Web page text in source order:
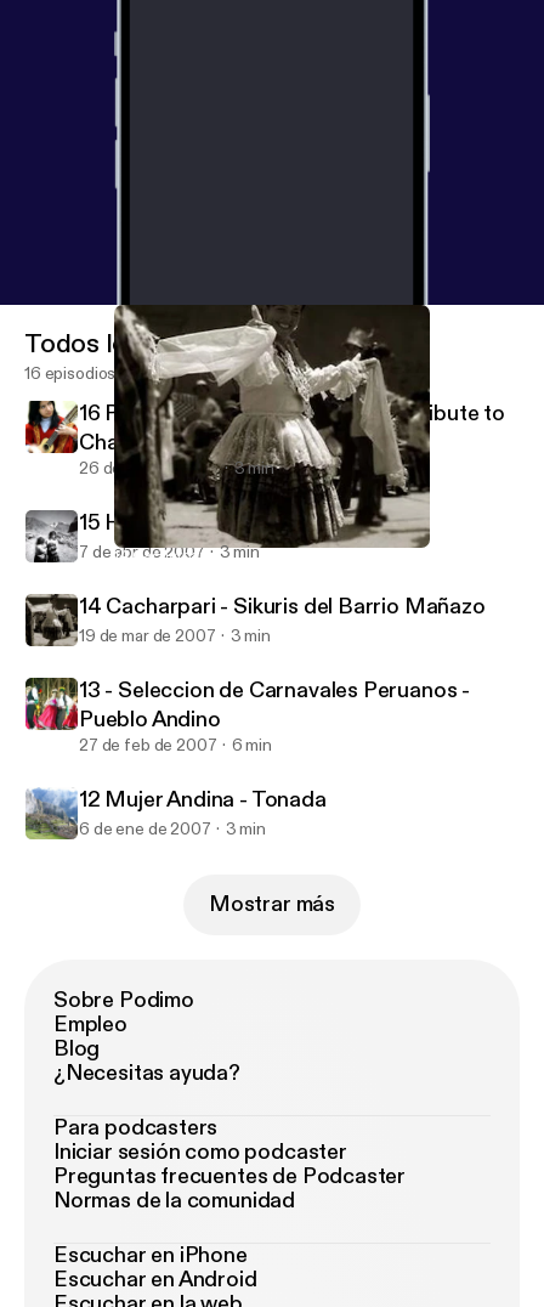
14 Cacharpari - Sikuris del Barrio Mañazo
Todos los episodios
16 episodios
16 Pururruna - Luis Valdivia Pozo (Tribute to
Charango)
26 de ago de 2007 3 min
15 Huajcha Puquito - Kana J'allu
7 de abr de 2007 3 min
14 Cacharpari - Sikuris del Barrio Mañazo
19 de mar de 2007 3 min
13 - Seleccion de Carnavales Peruanos -
Pueblo Andino
27 de feb de 2007 6 min
12 Mujer Andina - Tonada
6 de ene de 2007 3 min
Mostrar más
Sobre Podimo
Empleo
Blog
¿Necesitas ayuda?
Para podcasters
Iniciar sesión como podcaster
Preguntas frecuentes de Podcaster
Normas de la comunidad
Escuchar en iPhone
Escuchar en Android